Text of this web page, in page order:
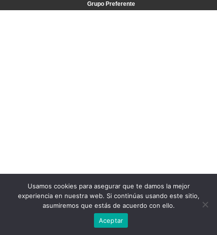
Usamos cookies para asegurar que te damos la mejor
experiencia en nuestra web. Si continúas usando este sitio,
asumiremos que estás de acuerdo con ello.
Aceptar
Grupo Preferente